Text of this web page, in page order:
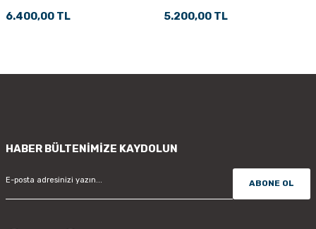
6.400,00 TL 5.200,00 TL
HABER BÜLTENİMİZE KAYDOLUN
ABONE OL